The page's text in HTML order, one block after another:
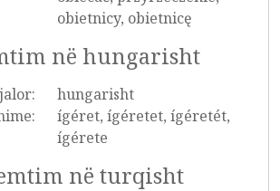
obietnicy, obietnicę
në hungarisht
hungarisht
ígéret, ígéretet, ígéretét,
ígérete
në turqisht